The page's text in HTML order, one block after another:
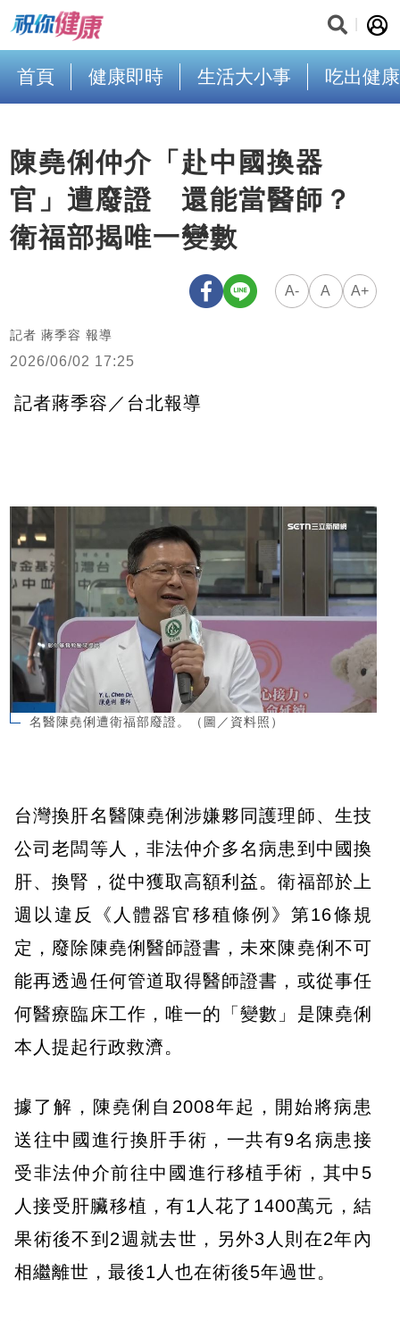
首頁 健康即時 生活大小事 吃出健康
陳堯俐仲介「赴中國換器
官」遭廢證 還能當醫師？
衛福部揭唯一變數
A- A A+
記者 蔣季容 報導
2026/06/02 17:25
記者蔣季容／台北報導
名醫陳堯俐遭衛福部廢證。（圖／資料照）
台灣換肝名醫陳堯俐涉嫌夥同護理師、生技
公司老闆等人，非法仲介多名病患到中國換
肝、換腎，從中獲取高額利益。衛福部於上
週以違反《人體器官移稙條例》第16條規
定，廢除陳堯俐醫師證書，未來陳堯俐不可
能再透過任何管道取得醫師證書，或從事任
何醫療臨床工作，唯一的「變數」是陳堯俐
本人提起行政救濟。
據了解，陳堯俐自2008年起，開始將病患
送往中國進行換肝手術，一共有9名病患接
受非法仲介前往中國進行移植手術，其中5
人接受肝臟移植，有1人花了1400萬元，結
果術後不到2週就去世，另外3人則在2年內
相繼離世，最後1人也在術後5年過世。